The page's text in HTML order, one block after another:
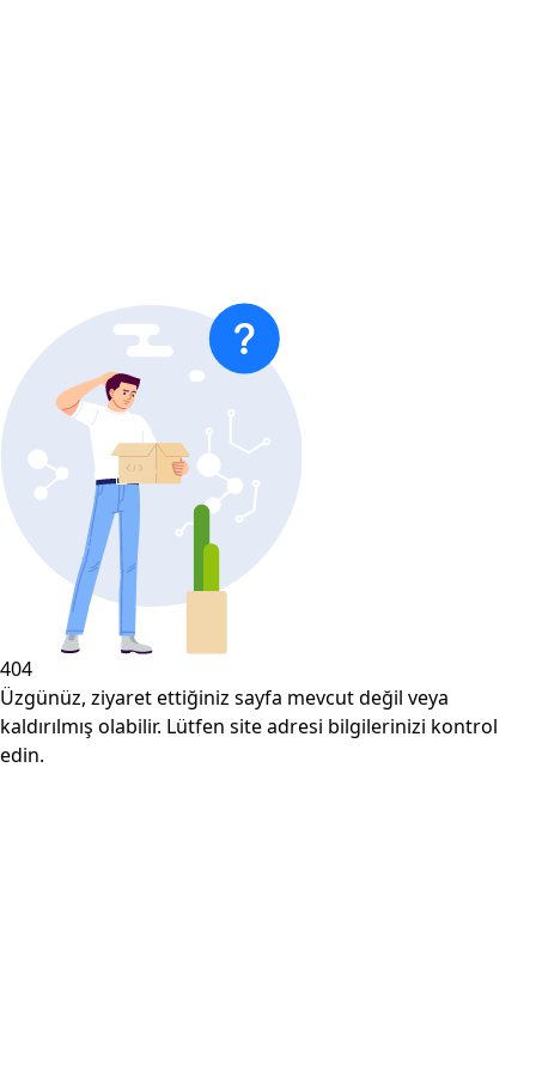
404
Üzgünüz, ziyaret ettiğiniz sayfa mevcut değil veya
kaldırılmış olabilir. Lütfen site adresi bilgilerinizi kontrol
edin.